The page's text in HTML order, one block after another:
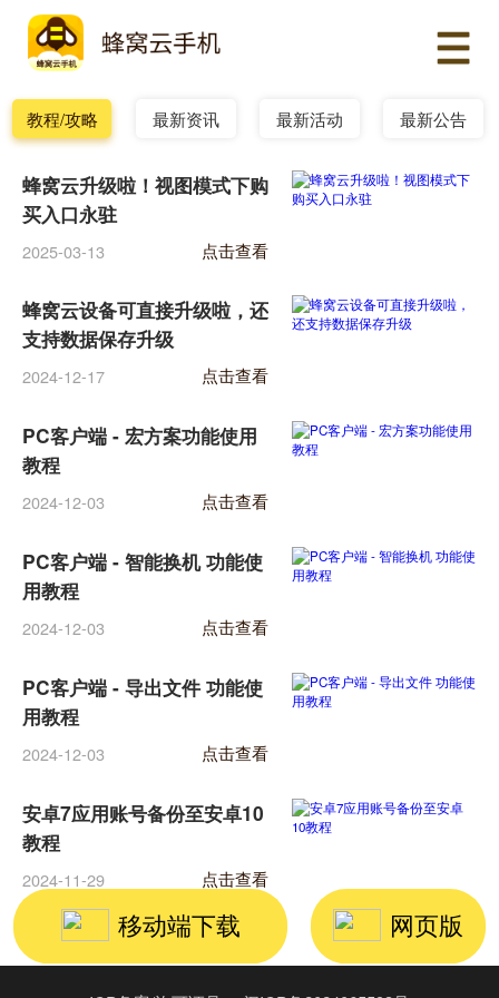
教程/攻略 最新资讯 最新活动 最新公告
蜂窝云升级啦！视图模式下购
买入口永驻
2025-03-13 点击查看
蜂窝云设备可直接升级啦，还
支持数据保存升级
2024-12-17 点击查看
PC客户端 - 宏方案功能使用
教程
2024-12-03 点击查看
PC客户端 - 智能换机 功能使
用教程
2024-12-03 点击查看
PC客户端 - 导出文件 功能使
用教程
2024-12-03 点击查看
安卓7应用账号备份至安卓10
教程
2024-11-29 点击查看
加载更多
移动端下载 网页版